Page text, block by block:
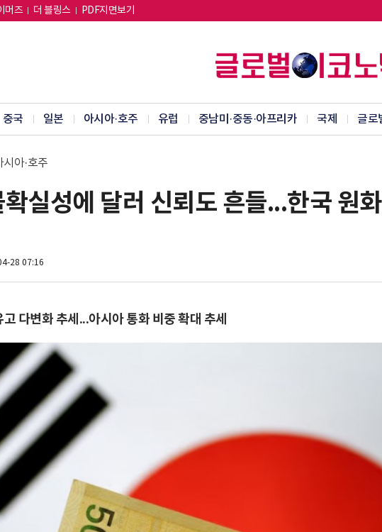
머즈 더 블링스 PDF지면보기
중국 일본 아시아·호주 유럽 중남미·중동·아프리카 국제 글로
시아·호주
확실성에 달러 신뢰도 흔들...한국
28 07:16
다변화 추세...아시아 통화 비중 확대 추세